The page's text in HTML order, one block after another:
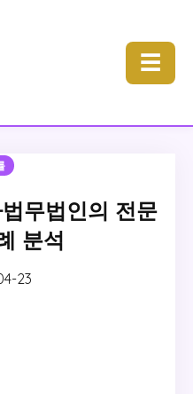
☰
무법인의 전문
분석
23